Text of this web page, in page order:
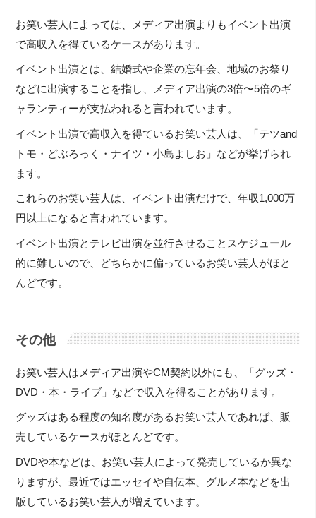
お笑い芸人によっては、メディア出演よりもイベント出演
で高収入を得ているケースがあります。
イベント出演とは、結婚式や企業の忘年会、地域のお祭り
などに出演することを指し、メディア出演の3倍〜5倍のギ
ャランティーが支払われると言われています。
イベント出演で高収入を得ているお笑い芸人は、「テツand
トモ・どぶろっく・ナイツ・小島よしお」などが挙げられ
ます。
これらのお笑い芸人は、イベント出演だけで、年収1,000万
円以上になると言われています。
イベント出演とテレビ出演を並行させることスケジュール
的に難しいので、どちらかに偏っているお笑い芸人がほと
んどです。
その他
お笑い芸人はメディア出演やCM契約以外にも、「グッズ・
DVD・本・ライブ」などで収入を得ることがあります。
グッズはある程度の知名度があるお笑い芸人であれば、販
売しているケースがほとんどです。
DVDや本などは、お笑い芸人によって発売しているか異な
りますが、最近ではエッセイや自伝本、グルメ本などを出
版しているお笑い芸人が増えています。